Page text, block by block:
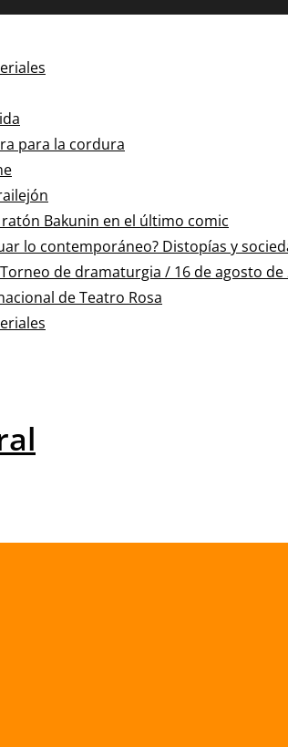
para la cordura
Bakunin en el último comic
lo contemporáneo? Distopías y
de dramaturgia / 16 de agosto de
de Teatro Rosa